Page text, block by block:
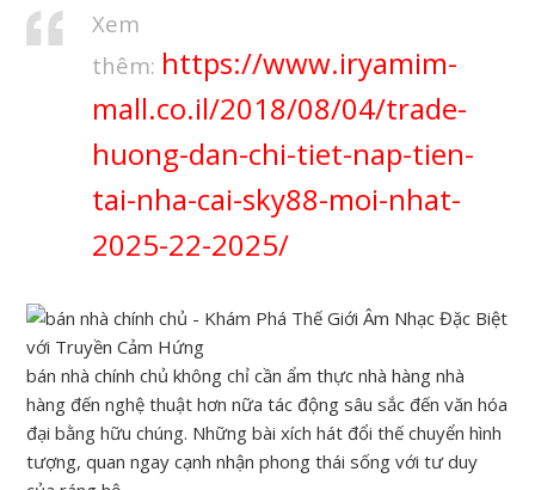
Xem
thêm: https://www.iryamim-
mall.co.il/2018/08/04/trade-
huong-dan-chi-tiet-nap-tien-
tai-nha-cai-sky88-moi-nhat-
2025-22-2025/
bán nhà chính chủ không chỉ cần ẩm thực nhà hàng nhà
hàng đến nghệ thuật hơn nữa tác động sâu sắc đến văn hóa
đại bằng hữu chúng. Những bài xích hát đổi thế chuyển hình
tượng, quan ngay cạnh nhận phong thái sống với tư duy